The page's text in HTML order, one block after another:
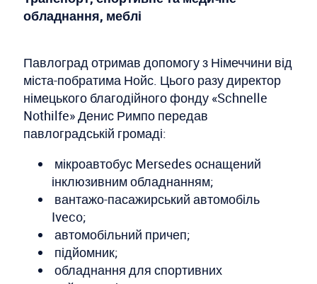
обладнання, меблі
Павлоград отримав допомогу з Німеччини від
міста-побратима Нойс. Цього разу директор
німецького благодійного фонду «Schnelle
Nothilfe» Денис Римпо передав
павлоградській громаді:
мікроавтобус Mersedes оснащений
інклюзивним обладнанням;
вантажо-пасажирський автомобіль
Iveco;
автомобільний причеп;
підйомник;
обладнання для спортивних